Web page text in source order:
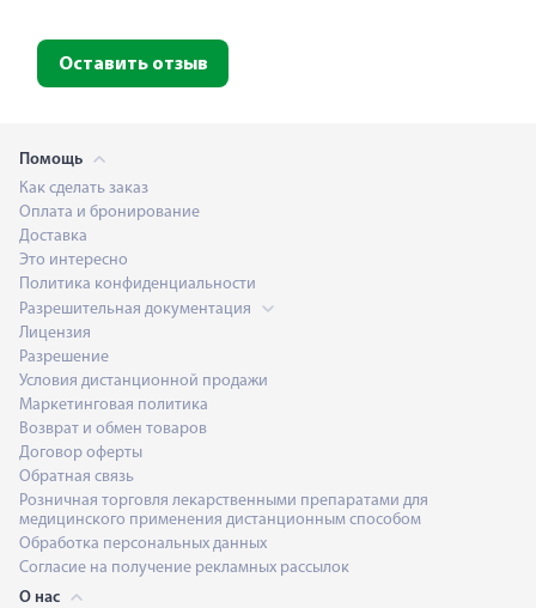
Оставить отзыв
Помощь
Как сделать заказ
Оплата и бронирование
Доставка
Это интересно
Политика конфиденциальности
Разрешительная документация
Лицензия
Разрешение
Условия дистанционной продажи
Маркетинговая политика
Возврат и обмен товаров
Договор оферты
Обратная связь
Розничная торговля лекарственными препаратами для
медицинского применения дистанционным способом
Обработка персональных данных
Согласие на получение рекламных рассылок
О нас